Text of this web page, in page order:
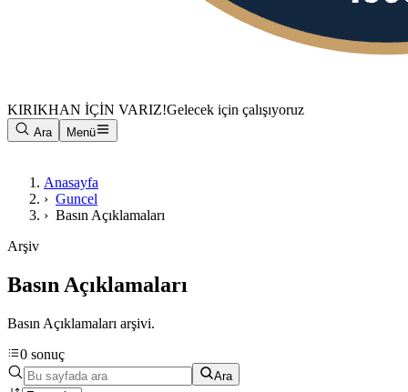
KIRIKHAN İÇİN VARIZ!Gelecek için çalışıyoruz
Ara Menü
Anasayfa
› Guncel
› Basın Açıklamaları
Arşiv
Basın Açıklamaları
Basın Açıklamaları arşivi.
0 sonuç
Ara